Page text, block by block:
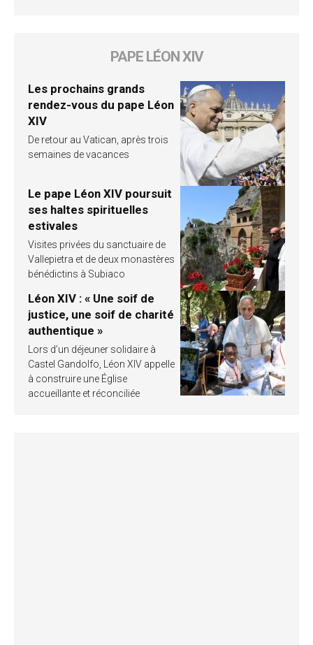
PAPE LÉON XIV
Les prochains grands
rendez-vous du pape Léon
XIV
De retour au Vatican, après trois
semaines de vacances
Le pape Léon XIV poursuit
ses haltes spirituelles
estivales
Visites privées du sanctuaire de
Vallepietra et de deux monastères
bénédictins à Subiaco
Léon XIV : « Une soif de
justice, une soif de charité
authentique »
Lors d’un déjeuner solidaire à
Castel Gandolfo, Léon XIV appelle
à construire une Église
accueillante et réconciliée